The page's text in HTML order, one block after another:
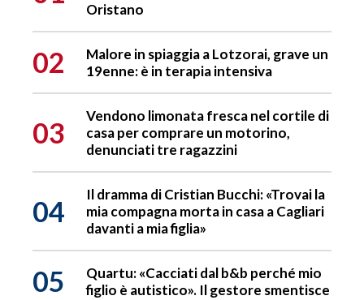
Oristano
02
Malore in spiaggia a Lotzorai, grave un
19enne: è in terapia intensiva
03
Vendono limonata fresca nel cortile di
casa per comprare un motorino,
denunciati tre ragazzini
04
Il dramma di Cristian Bucchi: «Trovai la
mia compagna morta in casa a Cagliari
davanti a mia figlia»
05
Quartu: «Cacciati dal b&b perché mio
figlio è autistico». Il gestore smentisce